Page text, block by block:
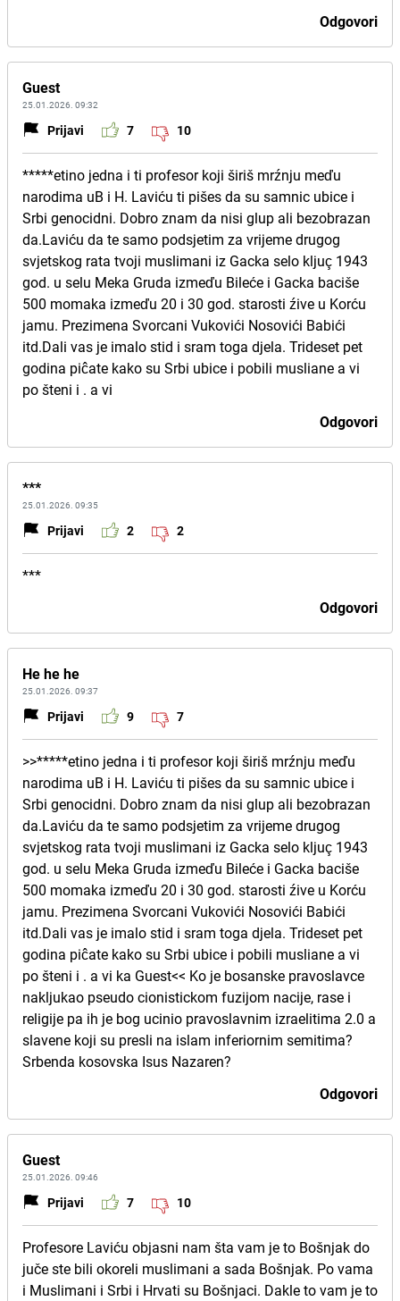
Odgovori
Guest
25.01.2026. 09:32
Prijavi 7 10
*****etino jedna i ti profesor koji širiš mrźnju meďu
narodima uB i H. Laviću ti pišes da su samnic ubice i
Srbi genocidni. Dobro znam da nisi glup ali bezobrazan
da.Laviću da te samo podsjetim za vrijeme drugog
svjetskog rata tvoji muslimani iz Gacka selo kljuç 1943
god. u selu Meka Gruda izmeďu Bileće i Gacka baciše
500 momaka izmeďu 20 i 30 god. starosti źive u Korću
jamu. Prezimena Svorcani Vukovići Nosovići Babići
itd.Dali vas je imalo stid i sram toga djela. Trideset pet
godina piĉate kako su Srbi ubice i pobili musliane a vi
po šteni i . a vi
Odgovori
***
25.01.2026. 09:35
Prijavi 2 2
***
Odgovori
He he he
25.01.2026. 09:37
Prijavi 9 7
>>*****etino jedna i ti profesor koji širiš mrźnju meďu
narodima uB i H. Laviću ti pišes da su samnic ubice i
Srbi genocidni. Dobro znam da nisi glup ali bezobrazan
da.Laviću da te samo podsjetim za vrijeme drugog
svjetskog rata tvoji muslimani iz Gacka selo kljuç 1943
god. u selu Meka Gruda izmeďu Bileće i Gacka baciše
500 momaka izmeďu 20 i 30 god. starosti źive u Korću
jamu. Prezimena Svorcani Vukovići Nosovići Babići
itd.Dali vas je imalo stid i sram toga djela. Trideset pet
godina piĉate kako su Srbi ubice i pobili musliane a vi
po šteni i . a vi ka Guest<< Ko je bosanske pravoslavce
nakljukao pseudo cionistickom fuzijom nacije, rase i
religije pa ih je bog ucinio pravoslavnim izraelitima 2.0 a
slavene koji su presli na islam inferiornim semitima?
Srbenda kosovska Isus Nazaren?
Odgovori
Guest
25.01.2026. 09:46
Prijavi 7 10
Profesore Laviću objasni nam šta vam je to Bošnjak do
juče ste bili okoreli muslimani a sada Bošnjak. Po vama
i Muslimani i Srbi i Hrvati su Bošnjaci. Dakle to vam je to